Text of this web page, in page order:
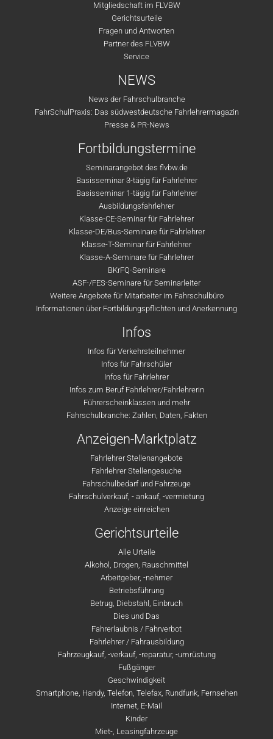
Mitgliedschaft im FLVBW
Gerichtsurteile
Fragen und Antworten
Partner des FLVBW
Service
NEWS
News der Fahrschulbranche
FahrSchulPraxis: Das südwestdeutsche Fahrlehrermagazin
Presse & PR-News
Fortbildungstermine
Seminarangebot des flvbw.de
Basisseminar 3-tägig für Fahrlehrer
Basisseminar 1-tägig für Fahrlehrer
Ausbildungsfahrlehrer
Klasse-CE-Seminar für Fahrlehrer
Klasse-DE/Bus-Seminare für Fahrlehrer
Klasse-T-Seminar für Fahrlehrer
Klasse-A-Seminare für Fahrlehrer
BKrFQ-Seminare
ASF-/FES-Seminare für Seminarleiter
Weitere Angebote für Mitarbeiter im Fahrschulbüro
Informationen über Fortbildungspflichten und Anerkennung
Infos
Infos für Verkehrsteilnehmer
Infos für Fahrschüler
Infos für Fahrlehrer
Infos zum Beruf Fahrlehrer/Fahrlehrerin
Führerscheinklassen und mehr
Fahrschulbranche: Zahlen, Daten, Fakten
Anzeigen-Marktplatz
Fahrlehrer Stellenangebote
Fahrlehrer Stellengesuche
Fahrschulbedarf und Fahrzeuge
Fahrschulverkauf, - ankauf, -vermietung
Anzeige einreichen
Gerichtsurteile
Alle Urteile
Alkohol, Drogen, Rauschmittel
Arbeitgeber, -nehmer
Betriebsführung
Betrug, Diebstahl, Einbruch
Dies und Das
Fahrerlaubnis / Fahrverbot
Fahrlehrer / Fahrausbildung
Fahrzeugkauf, -verkauf, -reparatur, -umrüstung
Fußgänger
Geschwindigkeit
Smartphone, Handy, Telefon, Telefax, Rundfunk, Fernsehen
Internet, E-Mail
Kinder
Miet-, Leasingfahrzeuge